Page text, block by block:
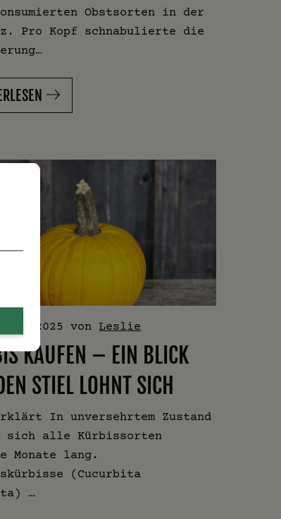
Obstsorten in der
Pro Kopf schnabulierte die
2025 vonLeslie
KAUFEN – EIN BLICK
STIEL LOHNT SICH
In unversehrtem Zustand
sich alle Kürbissorten
Monate lang.
(Cucurbita
…